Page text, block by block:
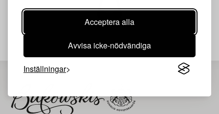
Acceptera alla
Avvisa icke-nödvändiga
Inställningar
Din sökning gav ingen träff just nu.